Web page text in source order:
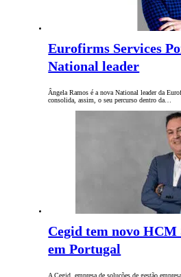
Eurofirms Services
National leader
Ângela Ramos é a nova National leader da
consolida, assim, o seu percurso dentro da…
Cegid tem novo HCM
em Portugal
A Cegid, empresa de soluções de gestão